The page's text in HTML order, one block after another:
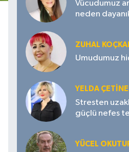
Vücudumuz
neden
ZUHAL
Umudumuz
YELDA
Stresten
güçlü nefes
YÜCEL